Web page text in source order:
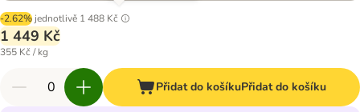
-2.62% jednotlivě 1 488 Kč
1 449 Kč
355 Kč / kg
Přidat do košíkuPřidat do košíku